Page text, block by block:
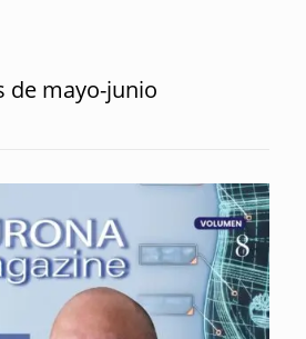
de mayo-junio